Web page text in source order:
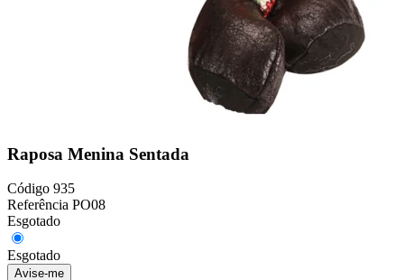
Raposa Menina Sentada
Código 935
Referência PO08
Esgotado
Esgotado
Avise-me